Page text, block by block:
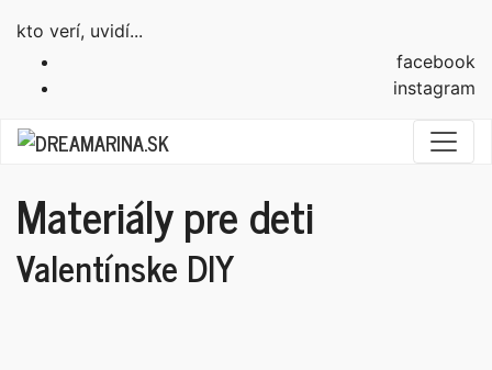
kto verí, uvidí...
facebook
instagram
Materiály pre deti
Valentínske DIY